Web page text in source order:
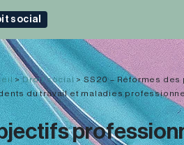
social
>Droit social>SS20 – Réformes
du travail et maladies